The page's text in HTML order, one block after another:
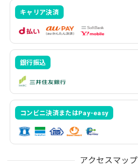
キャリア決済
銀行振込
コンビニ決済またはPay-easy
アクセスマップ